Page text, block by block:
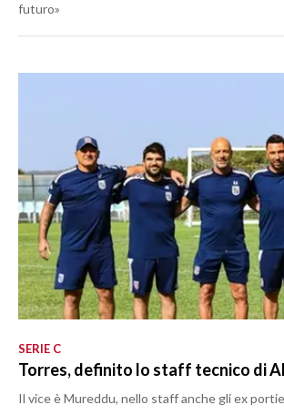
futuro»
SERIE C
Torres, definito lo staff tecnico di
Il vice è Mureddu, nello staff anche gli ex